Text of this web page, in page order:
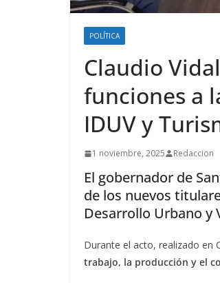
POLÍTICA
Claudio
funciones a
IDUV y
1 noviembre, 2025 Redaccion
El gobernador de
de los nuevos
Desarrollo Urbano y
Durante el acto, realizado en
trabajo, la producción y el